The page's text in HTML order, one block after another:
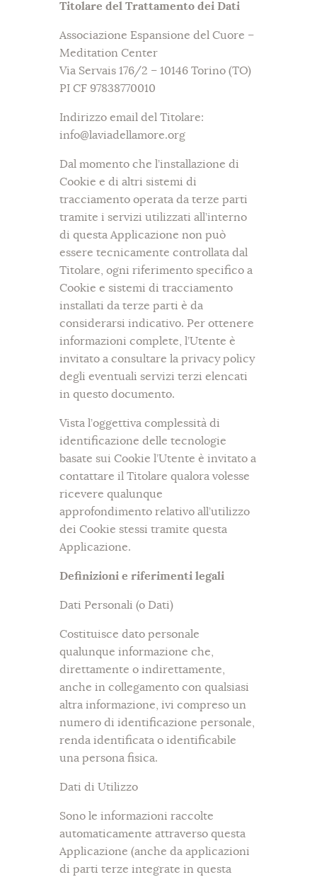
Titolare del Trattamento dei Dati
Associazione Espansione del Cuore –
Meditation Center
Via Servais 176/2 – 10146 Torino (TO)
PI CF 97838770010
Indirizzo email del Titolare:
info@laviadellamore.org
Dal momento che l’installazione di
Cookie e di altri sistemi di
tracciamento operata da terze parti
tramite i servizi utilizzati all’interno
di questa Applicazione non può
essere tecnicamente controllata dal
Titolare, ogni riferimento specifico a
Cookie e sistemi di tracciamento
installati da terze parti è da
considerarsi indicativo. Per ottenere
informazioni complete, l’Utente è
invitato a consultare la privacy policy
degli eventuali servizi terzi elencati
in questo documento.
Vista l’oggettiva complessità di
identificazione delle tecnologie
basate sui Cookie l’Utente è invitato a
contattare il Titolare qualora volesse
ricevere qualunque
approfondimento relativo all’utilizzo
dei Cookie stessi tramite questa
Applicazione.
Definizioni e riferimenti legali
Dati Personali (o Dati)
Costituisce dato personale
qualunque informazione che,
direttamente o indirettamente,
anche in collegamento con qualsiasi
altra informazione, ivi compreso un
numero di identificazione personale,
renda identificata o identificabile
una persona fisica.
Dati di Utilizzo
Sono le informazioni raccolte
automaticamente attraverso questa
Applicazione (anche da applicazioni
di parti terze integrate in questa